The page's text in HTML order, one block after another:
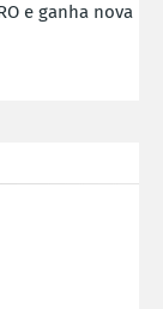
e ganha nova